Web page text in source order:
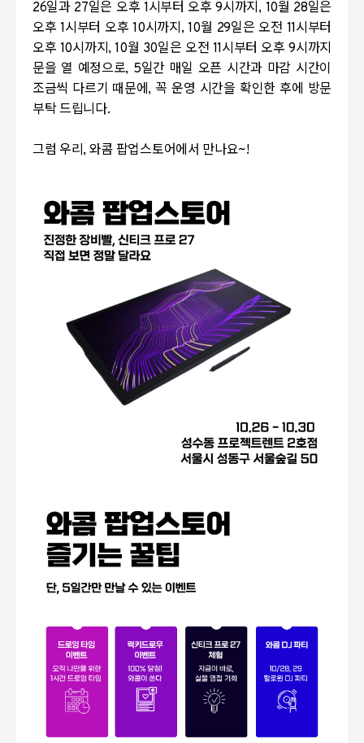
26일과 27일은 오후 1시부터 오후 9시까지, 10월 28일은
오후 1시부터 오후 10시까지, 10월 29일은 오전 11시부터
오후 10시까지, 10월 30일은 오전 11시부터 오후 9시까지
문을 열 예정으로, 5일간 매일 오픈 시간과 마감 시간이
조금씩 다르기 때문에, 꼭 운영 시간을 확인한 후에 방문
부탁 드립니다.
그럼 우리, 와콤 팝업스토어에서 만나요~!